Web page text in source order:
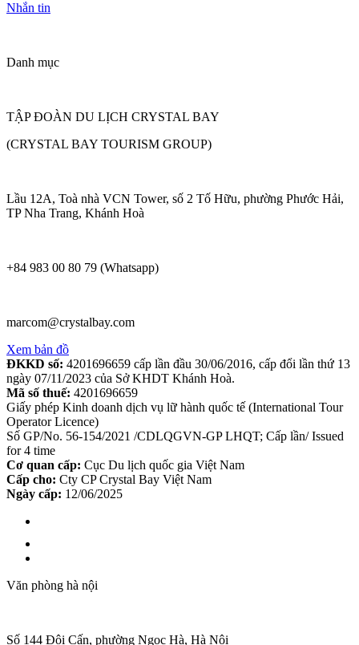
Nhắn tin
Danh mục
TẬP ĐOÀN DU LỊCH CRYSTAL BAY
(CRYSTAL BAY TOURISM GROUP)
Lầu 12A, Toà nhà VCN Tower, số 2 Tố Hữu, phường Phước Hải,
TP Nha Trang, Khánh Hoà
+84 983 00 80 79 (Whatsapp)
marcom@crystalbay.com
Xem bản đồ
ĐKKD số: 4201696659 cấp lần đầu 30/06/2016, cấp đổi lần thứ 13
ngày 07/11/2023 của Sở KHDT Khánh Hoà.
Mã số thuế: 4201696659
Giấy phép Kinh doanh dịch vụ lữ hành quốc tế (International Tour
Operator Licence)
Số GP/No. 56-154/2021 /CDLQGVN-GP LHQT; Cấp lần/ Issued
for 4 time
Cơ quan cấp: Cục Du lịch quốc gia Việt Nam
Cấp cho: Cty CP Crystal Bay Việt Nam
Ngày cấp: 12/06/2025
Văn phòng hà nội
Số 144 Đội Cấn, phường Ngọc Hà, Hà Nội